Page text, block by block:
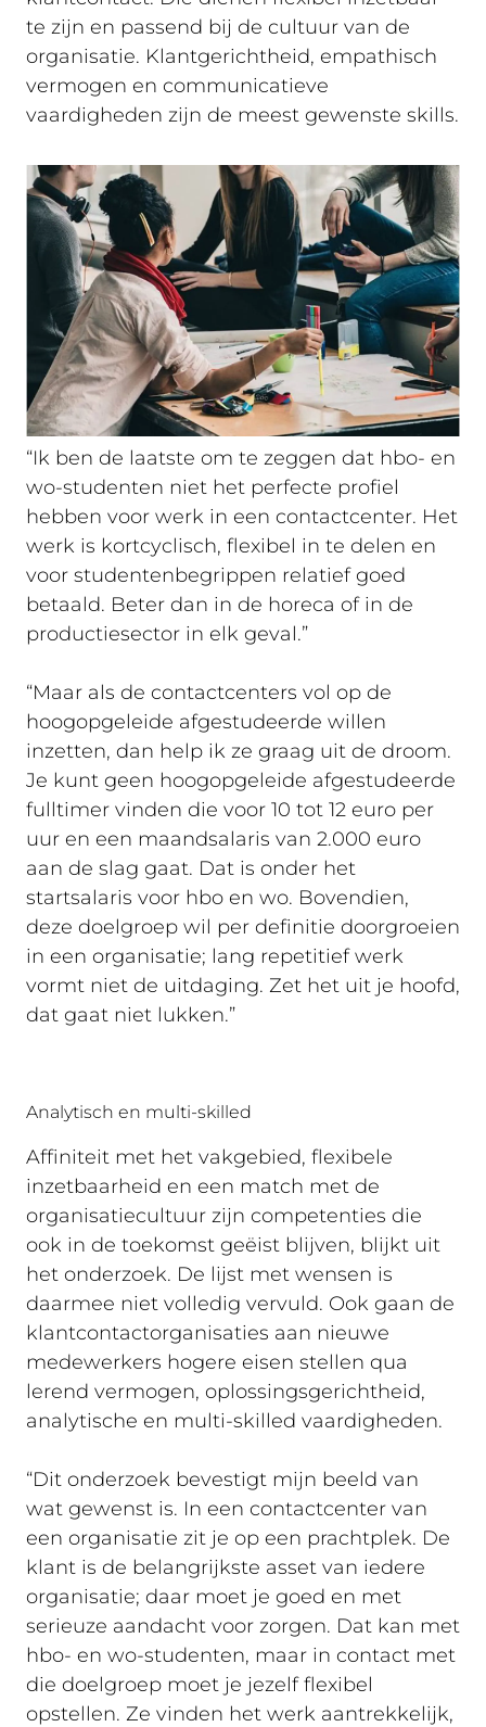
te zijn en passend bij de cultuur van de
organisatie. Klantgerichtheid, empathisch
vermogen en communicatieve
vaardigheden zijn de meest gewenste skills.
“Ik ben de laatste om te zeggen dat hbo- en
wo-studenten niet het perfecte profiel
hebben voor werk in een contactcenter. Het
werk is kortcyclisch, flexibel in te delen en
voor studentenbegrippen relatief goed
betaald. Beter dan in de horeca of in de
productiesector in elk geval.”
“Maar als de contactcenters vol op de
hoogopgeleide afgestudeerde willen
inzetten, dan help ik ze graag uit de droom.
Je kunt geen hoogopgeleide afgestudeerde
fulltimer vinden die voor 10 tot 12 euro per
uur en een maandsalaris van 2.000 euro
aan de slag gaat. Dat is onder het
startsalaris voor hbo en wo. Bovendien,
deze doelgroep wil per definitie doorgroeien
in een organisatie; lang repetitief werk
vormt niet de uitdaging. Zet het uit je hoofd,
dat gaat niet lukken.”
Analytisch en multi-skilled
Affiniteit met het vakgebied, flexibele
inzetbaarheid en een match met de
organisatiecultuur zijn competenties die
ook in de toekomst geëist blijven, blijkt uit
het onderzoek. De lijst met wensen is
daarmee niet volledig vervuld. Ook gaan de
klantcontactorganisaties aan nieuwe
medewerkers hogere eisen stellen qua
lerend vermogen, oplossingsgerichtheid,
analytische en multi-skilled vaardigheden.
“Dit onderzoek bevestigt mijn beeld van
wat gewenst is. In een contactcenter van
een organisatie zit je op een prachtplek. De
klant is de belangrijkste asset van iedere
organisatie; daar moet je goed en met
serieuze aandacht voor zorgen. Dat kan met
hbo- en wo-studenten, maar in contact met
die doelgroep moet je jezelf flexibel
opstellen. Ze vinden het werk aantrekkelijk,